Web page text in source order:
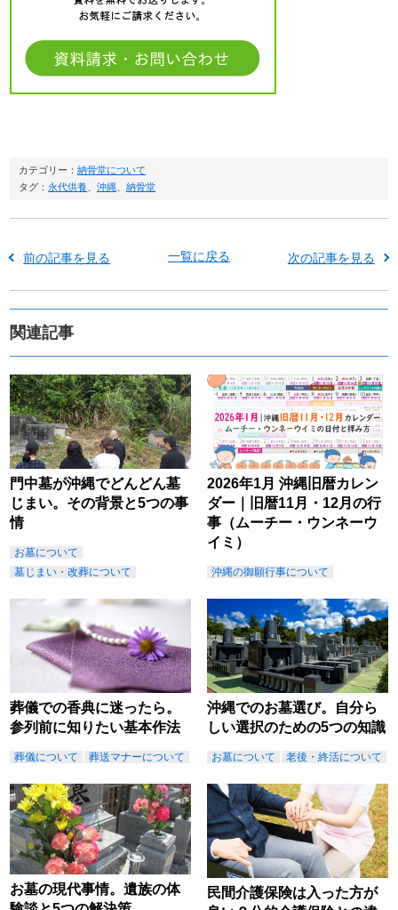
カテゴリー：納骨堂について
タグ：永代供養 、沖縄 、納骨堂
前の記事を見る 一覧に戻る 次の記事を見る
関連記事
門中墓が沖縄でどんどん墓
じまい。その背景と5つの事
情
お墓について
墓じまい・改葬について
2026年1月 沖縄旧暦カレン
ダー｜旧暦11月・12月の行
事（ムーチー・ウンネーウ
イミ）
沖縄の御願行事について
葬儀での香典に迷ったら。
参列前に知りたい基本作法
葬儀について 葬送マナーについて
沖縄でのお墓選び。自分ら
しい選択のための5つの知識
お墓について 老後・終活について
お墓の現代事情。遺族の体
民間介護保険は入った方が